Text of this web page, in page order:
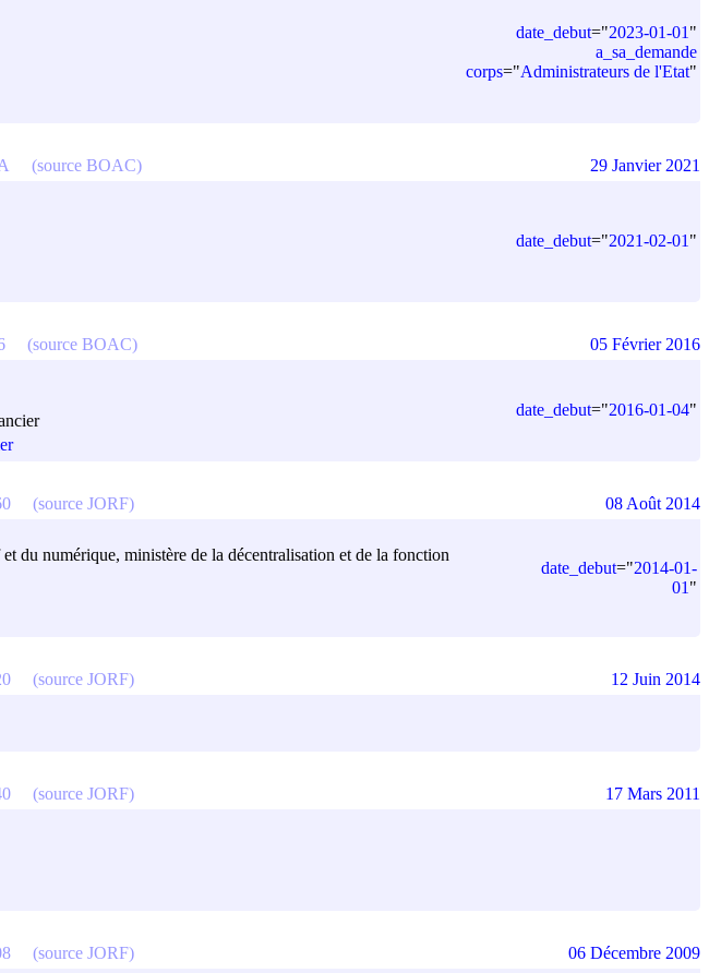
date_debut="2023-01-01 "
a_sa_demande
corps="Administrateurs de l'Etat"
date_debut="2021-02-01 "
(source BOAC) 29 Janvier 2021
date_debut="2016-01-04"
(source BOAC) 05 Février 2016
du numérique, ministère de la décentralisation et de la fonction
date_debut="2014-01-
01 "
(source JORF) 08 Août 2014
(source JORF) 12 Juin 2014
(source JORF) 17 Mars 2011
(source JORF) 06 Décembre 2009